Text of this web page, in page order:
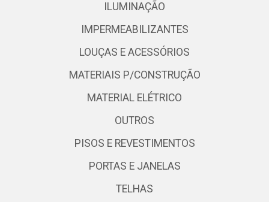
ILUMINAÇÃO
IMPERMEABILIZANTES
LOUÇAS E ACESSÓRIOS
MATERIAIS P/CONSTRUÇÃO
MATERIAL ELÉTRICO
OUTROS
PISOS E REVESTIMENTOS
PORTAS E JANELAS
TELHAS